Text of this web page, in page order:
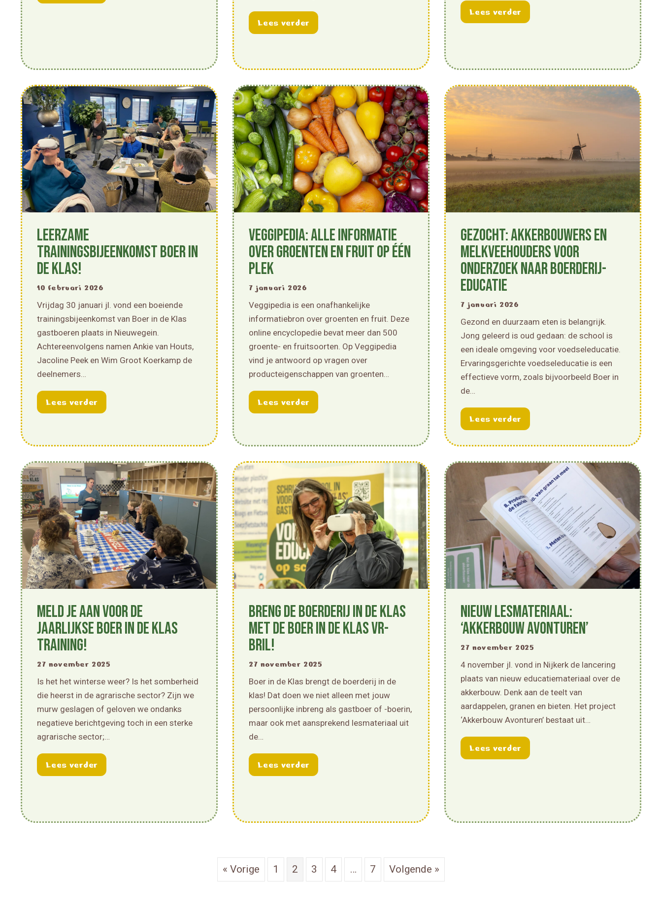
Lees verderabout Stimuleringsregeling Gezonde School
Lees verderabout Steun kinderen in
Leerzame
trainingsbijeenkomst Boer in
de Klas!
10 februari 2026
Vrijdag 30 januari jl. vond een boeiende
trainingsbijeenkomst van Boer in de Klas
gastboeren plaats in Nieuwegein.
Achtereenvolgens namen Ankie van Houts,
Jacoline Peek en Wim Groot Koerkamp de
deelnemers…
Lees verderabout Leerzame trainingsbijeenkomst Boer in de Klas!
Veggipedia: alle informatie
over groenten en fruit op één
plek
7 januari 2026
Veggipedia is een onafhankelijke
informatiebron over groenten en fruit. Deze
online encyclopedie bevat meer dan 500
groente- en fruitsoorten. Op Veggipedia
vind je antwoord op vragen over
producteigenschappen van groenten…
Lees verderabout Veggipedia: alle informatie over groenten en fruit op één plek
Gezocht: akkerbouwers en
melkveehouders voor
onderzoek naar boerderij-
educatie
7 januari 2026
Gezond en duurzaam eten is belangrijk.
Jong geleerd is oud gedaan: de school is
een ideale omgeving voor voedseleducatie.
Ervaringsgerichte voedseleducatie is een
effectieve vorm, zoals bijvoorbeeld Boer in
de…
Lees verderabout Gezocht: akkerbouwers
Meld je aan voor de
jaarlijkse Boer in de Klas
training!
27 november 2025
Is het het winterse weer? Is het somberheid
die heerst in de agrarische sector? Zijn we
murw geslagen of geloven we ondanks
negatieve berichtgeving toch in een sterke
agrarische sector;…
Lees verderabout Meld je aan voor de jaarlijkse Boer in de Klas training!
Breng de boerderij in de klas
met de Boer in de Klas VR-
bril!
27 november 2025
Boer in de Klas brengt de boerderij in de
klas! Dat doen we niet alleen met jouw
persoonlijke inbreng als gastboer of -boerin,
maar ook met aansprekend lesmateriaal uit
de…
Lees verderabout Breng de boerderij in de klas met de Boer in de Klas VR-bril!
Nieuw lesmateriaal:
‘Akkerbouw Avonturen’
27 november 2025
4 november jl. vond in Nijkerk de lancering
plaats van nieuw educatiemateriaal over de
akkerbouw. Denk aan de teelt van
aardappelen, granen en bieten. Het project
‘Akkerbouw Avonturen’ bestaat uit…
Lees verderabout Nieuw lesmateriaal:
« Vorige 1 2 3 4 … 7 Volgende »